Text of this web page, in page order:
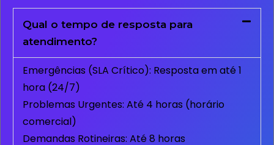
Qual o tempo de resposta para
atendimento?
Emergências (SLA Crítico): Resposta em até 1
hora (24/7)
Problemas Urgentes: Até 4 horas (horário
comercial)
Demandas Rotineiras: Até 8 horas